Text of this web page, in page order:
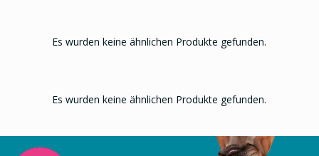
Es wurden keine ähnlichen Produkte gefunden.
Es wurden keine ähnlichen Produkte gefunden.